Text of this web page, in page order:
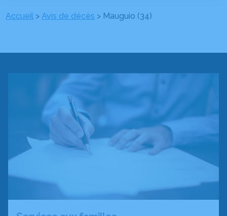
Accueil >Avis de décès > Mauguio (34)